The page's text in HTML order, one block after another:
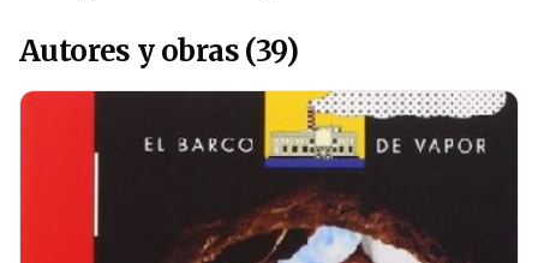
Autores y obras (39)